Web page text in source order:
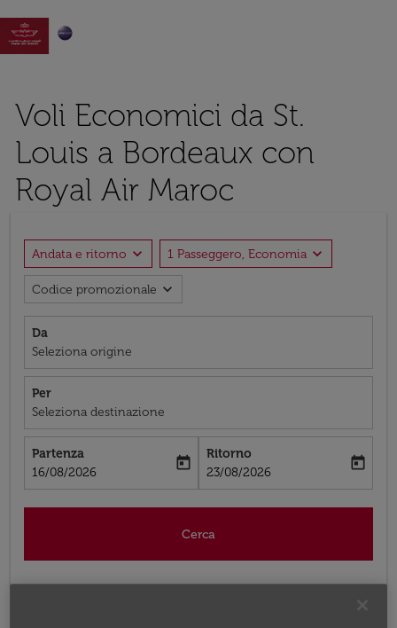

Voli Economici da St.
Louis a Bordeaux con
Royal Air Maroc
Andata e ritorno expand_more 1 Passeggero, Economia expand_more
Codice promozionale expand_more
Da
Seleziona origine
Per
Seleziona destinazione
Partenza
fc-booking-departure-date-aria-label
16/08/2026
today
Ritorno
fc-booking-return-date-aria-label
23/08/2026
today
Cerca